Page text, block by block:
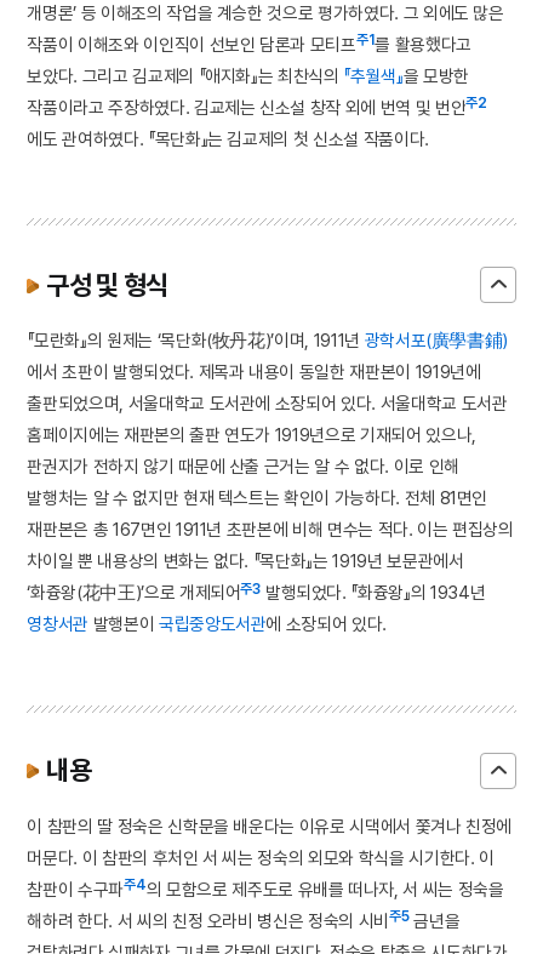
개명론’ 등 이해조의 작업을 계승한 것으로 평가하였다. 그 외에도 많은
작품이 이해조와 이인직이 선보인 담론과 모티프주1를 활용했다고
보았다. 그리고 김교제의 『애지화』는 최찬식의 『추월색』을 모방한
작품이라고 주장하였다. 김교제는 신소설 창작 외에 번역 및 번안주2
에도 관여하였다. 『목단화』는 김교제의 첫 신소설 작품이다.
구성 및 형식
『모란화』의 원제는 ‘목단화(牧丹花)’이며, 1911년 광학서포(廣學書鋪)
에서 초판이 발행되었다. 제목과 내용이 동일한 재판본이 1919년에
출판되었으며, 서울대학교 도서관에 소장되어 있다. 서울대학교 도서관
홈페이지에는 재판본의 출판 연도가 1919년으로 기재되어 있으나,
판권지가 전하지 않기 때문에 산출 근거는 알 수 없다. 이로 인해
발행처는 알 수 없지만 현재 텍스트는 확인이 가능하다. 전체 81면인
재판본은 총 167면인 1911년 초판본에 비해 면수는 적다. 이는 편집상의
차이일 뿐 내용상의 변화는 없다. 『목단화』는 1919년 보문관에서
‘화즁왕(花中王)’으로 개제되어주3 발행되었다. 『화즁왕』의 1934년
영창서관 발행본이 국립중앙도서관에 소장되어 있다.
내용
이 참판의 딸 정숙은 신학문을 배운다는 이유로 시댁에서 쫓겨나 친정에
머문다. 이 참판의 후처인 서 씨는 정숙의 외모와 학식을 시기한다. 이
참판이 수구파주4의 모함으로 제주도로 유배를 떠나자, 서 씨는 정숙을
해하려 한다. 서 씨의 친정 오라비 병신은 정숙의 시비주5금년을